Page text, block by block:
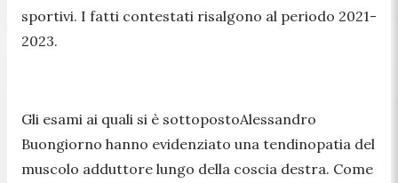
sportivi. I fatti contestati risalgono al periodo 2021-
2023.
Gli esami ai quali si è sottopostoAlessandro
Buongiorno hanno evidenziato una tendinopatia del
muscolo adduttore lungo della coscia destra. Come